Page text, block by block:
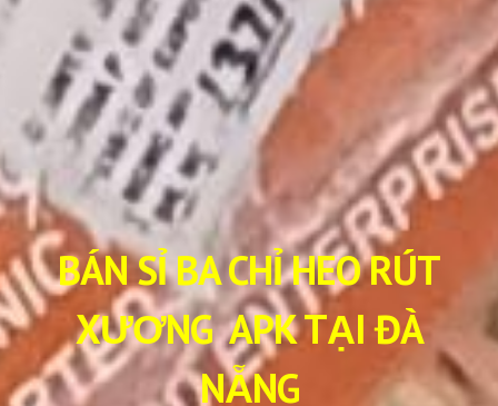
BÁN SỈ BA CHỈ HEO RÚT
XƯƠNG APK TẠI ĐÀ
NẴNG